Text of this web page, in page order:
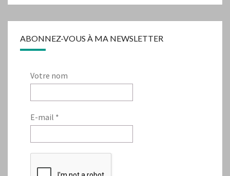
ABONNEZ-VOUS À MA NEWSLETTER
Votre nom
E-mail *